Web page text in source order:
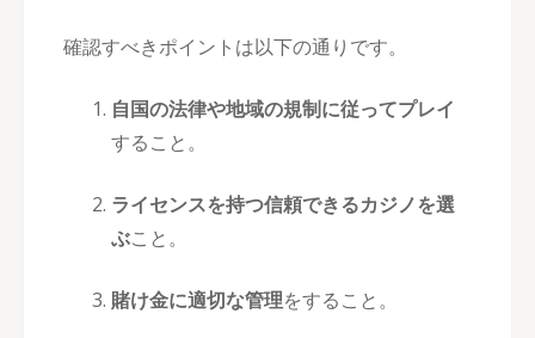
確認すべきポイントは以下の通りです。
自国の法律や地域の規制に従ってプレイ
すること。
ライセンスを持つ信頼できるカジノを選
ぶこと。
賭け金に適切な管理をすること。